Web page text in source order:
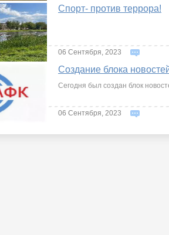
Спорт- против террора!
06 Сентября, 2023
Создание блока
Сегодня был создан блок
06 Сентября, 2023